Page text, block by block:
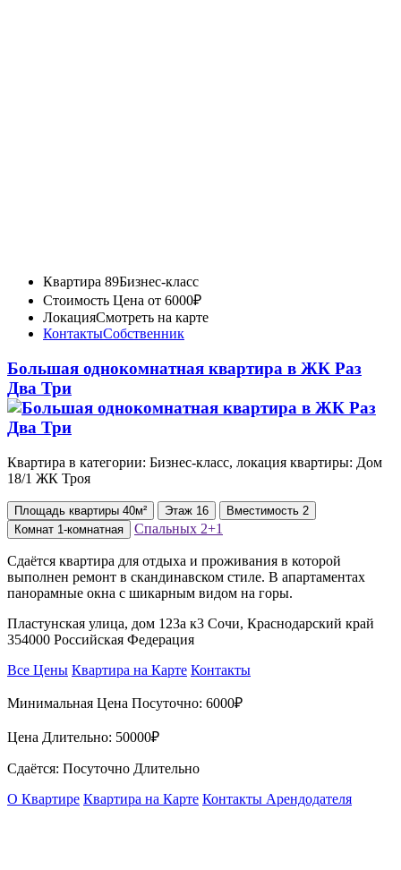
Квартира 89Бизнес-класс
Стоимость Цена от 6000₽
ЛокацияСмотреть на карте
КонтактыСобственник
Большая однокомнатная квартира в ЖК Раз
Два Три
Квартира в категории: Бизнес-класс, локация квартиры: Дом
18/1 ЖК Троя
Площадь квартиры 40м² Этаж 16 Вместимость 2
Комнат 1-комнатная Спальных 2+1
Сдаётся квартира для отдыха и проживания в которой
выполнен ремонт в скандинавском стиле. В апартаментах
панорамные окна с шикарным видом на горы.
Пластунская улица, дом 123а к3 Сочи, Краснодарский край
354000 Российская Федерация
Все Цены Квартира на Карте Контакты
Минимальная Цена Посуточно: 6000₽
Цена Длительно: 50000₽
Сдаётся: Посуточно Длительно
О Квартире Квартира на Карте Контакты Арендодателя